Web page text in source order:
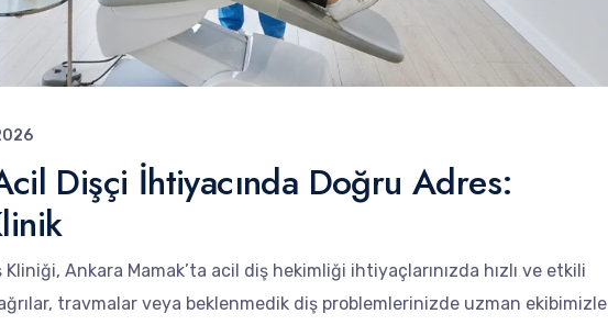
Dişçi İhtiyacında Doğru Adres:
Ankara Mamak’ta acil diş hekimliği ihtiyaçlarınızda hızlı ve etkili
travmalar veya beklenmedik diş problemlerinizde uzman ekibimizle